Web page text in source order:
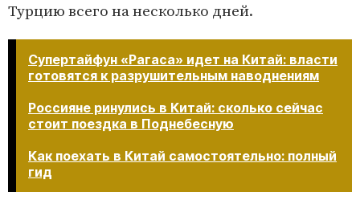
Турцию всего на несколько дней.
Супертайфун «Рагаса» идет на Китай: власти
готовятся к разрушительным наводнениям
Россияне ринулись в Китай: сколько сейчас
стоит поездка в Поднебесную
Как поехать в Китай самостоятельно: полный
гид